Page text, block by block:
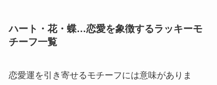
ハート・花・蝶…恋愛を象徴するラッキーモ
チーフ一覧
恋愛運を引き寄せるモチーフには意味がありま